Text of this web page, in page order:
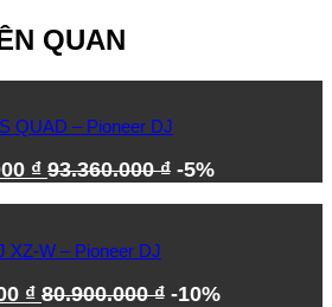
QUAN
QUAD – Pioneer DJ
₫ 93.360.000₫ -5%
XZ-W – Pioneer DJ
₫ 80.900.000₫ -10%